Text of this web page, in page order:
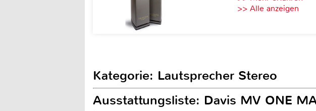
>> Alle anzeigen
Kategorie: Lautsprecher Stereo
Ausstattungsliste: Davis MV ONE